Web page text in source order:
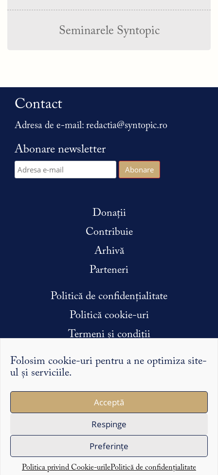
Folosim cookie-uri pentru a ne optimiza site-
ul și serviciile.
Acceptă
Respinge
Preferințe
Politica privind Cookie-urilePolitică de confidențialitate
Seminarele Syntopic
Contact
Adresa de e-mail: redactia@syntopic.ro
Abonare newsletter
Donații
Contribuie
Arhivă
Parteneri
Politică de confidențialitate
Politică cookie-uri
Termeni și condiții
Condiții efectuare stagiu de practică
Argumentele și punctele de vedere exprimate pe Syntopic
îi reprezintă exclusiv pe autorii lor și nu reflectă în mod
necesar opinia redacției sau a partenerilor noștri.
Copyright ©2026 Syntopic